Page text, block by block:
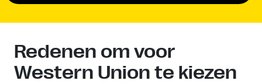
Redenen om voor
Western Union te kiezen